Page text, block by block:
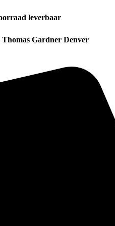
leverbaar
Thomas Gardner Denver